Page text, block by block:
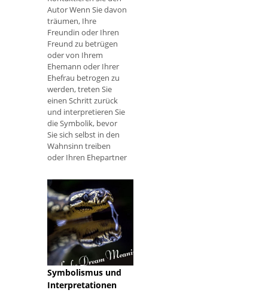
Autor Wenn Sie davon
träumen, Ihre
Freundin oder Ihren
Freund zu betrügen
oder von Ihrem
Ehemann oder Ihrer
Ehefrau betrogen zu
werden, treten Sie
einen Schritt zurück
und interpretieren Sie
die Symbolik, bevor
Sie sich selbst in den
Wahnsinn treiben
oder Ihren Ehepartner
Untreue beschuldigen.
W
Schlangentraumbe
deutungen,
Symbolismus und
Interpretationen